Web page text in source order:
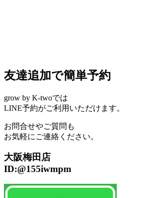
友達追加で簡単予約
grow by K-twoでは
LINE予約がご利用いただけます。
お問合せやご質問も
お気軽にご連絡ください。
大阪梅田店
ID:@155iwmpm